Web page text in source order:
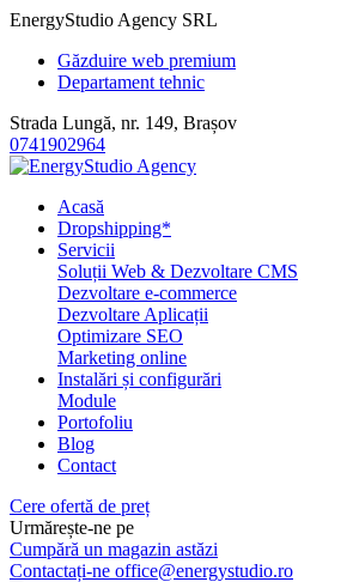
EnergyStudio Agency SRL
Găzduire web premium
Departament tehnic
Strada Lungă, nr. 149, Brașov
0741902964
Acasă
Dropshipping*
Servicii
Soluții Web & Dezvoltare CMS
Dezvoltare e-commerce
Dezvoltare Aplicații
Optimizare SEO
Marketing online
Instalări și configurări
Module
Portofoliu
Blog
Contact
Cere ofertă de preț
Urmărește-ne pe
Cumpără un magazin astăzi
Contactați-ne office@energystudio.ro